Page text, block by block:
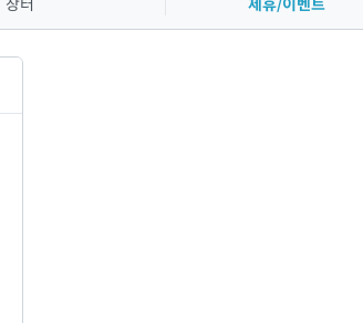
장터
제휴/이벤트